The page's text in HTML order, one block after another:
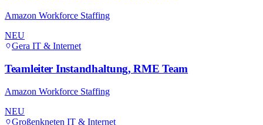
Amazon Workforce Staffing
NEU
Gera IT & Internet
Teamleiter Instandhaltung, RME Team
Amazon Workforce Staffing
NEU
Großenkneten IT & Internet